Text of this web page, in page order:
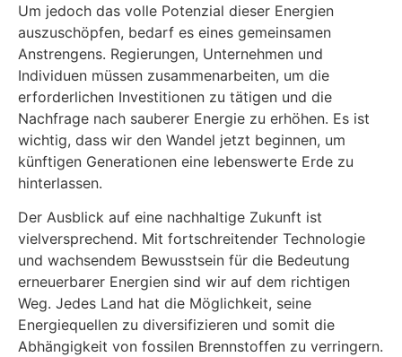
Um jedoch das volle Potenzial dieser Energien
auszuschöpfen, bedarf es eines gemeinsamen
Anstrengens. Regierungen, Unternehmen und
Individuen müssen zusammenarbeiten, um die
erforderlichen Investitionen zu tätigen und die
Nachfrage nach sauberer Energie zu erhöhen. Es ist
wichtig, dass wir den Wandel jetzt beginnen, um
künftigen Generationen eine lebenswerte Erde zu
hinterlassen.
Der Ausblick auf eine nachhaltige Zukunft ist
vielversprechend. Mit fortschreitender Technologie
und wachsendem Bewusstsein für die Bedeutung
erneuerbarer Energien sind wir auf dem richtigen
Weg. Jedes Land hat die Möglichkeit, seine
Energiequellen zu diversifizieren und somit die
Abhängigkeit von fossilen Brennstoffen zu verringern.